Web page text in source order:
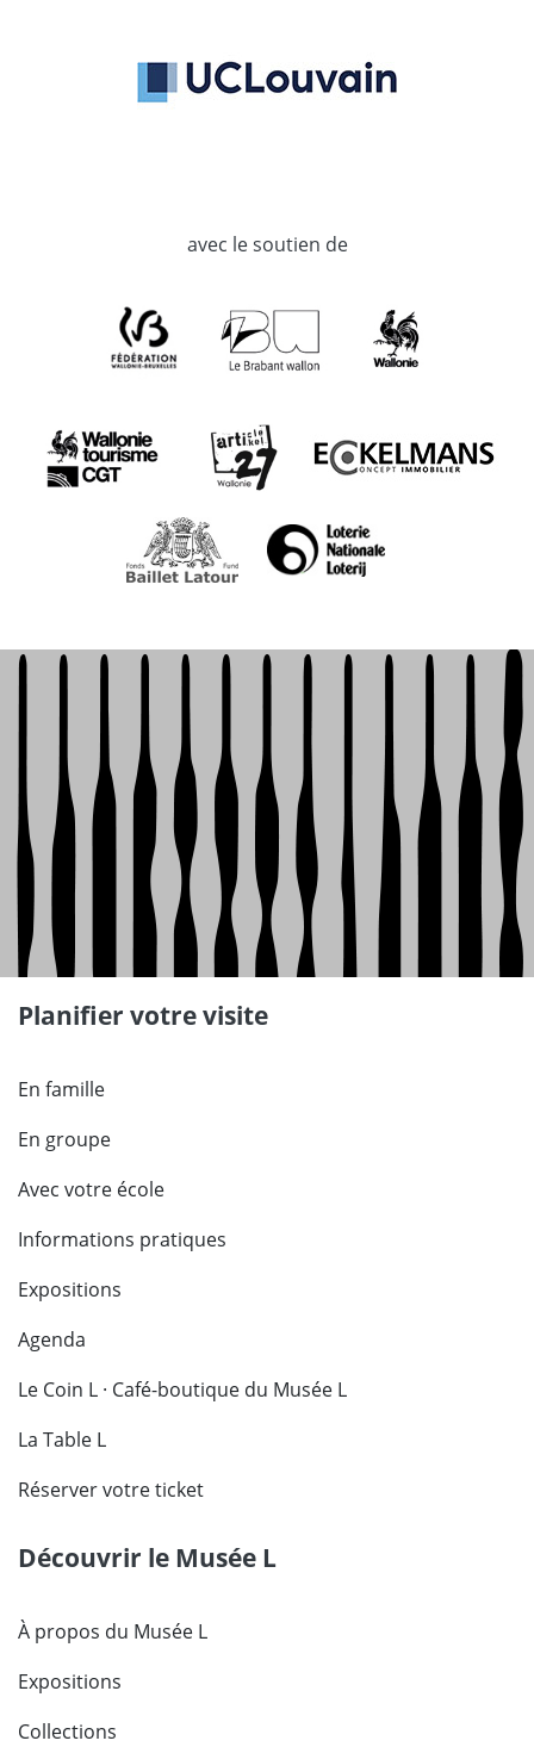
avec le soutien de
Planifier votre visite
En famille
En groupe
Avec votre école
Informations pratiques
Expositions
Agenda
Le Coin L · Café-boutique du Musée L
La Table L
Réserver votre ticket
Découvrir le Musée L
À propos du Musée L
Expositions
Collections